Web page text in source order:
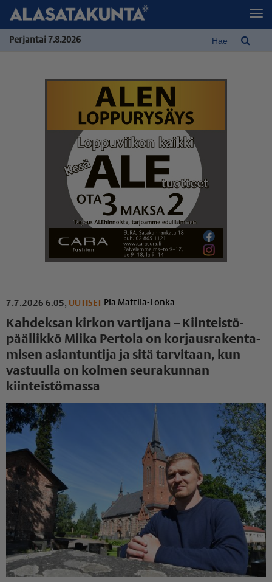
Perjantai 7.8.2026
7.7.2026 6.05, UUTISET Pia Mattila-Lonka
Kahdeksan kirkon vartijana – Kiinteis­tö­
pääl­likkö Miika Pertola on korjaus­ra­ken­ta­
misen asiantuntija ja sitä tarvitaan, kun
vastuulla on kolmen seurakunnan
kiinteistömassa